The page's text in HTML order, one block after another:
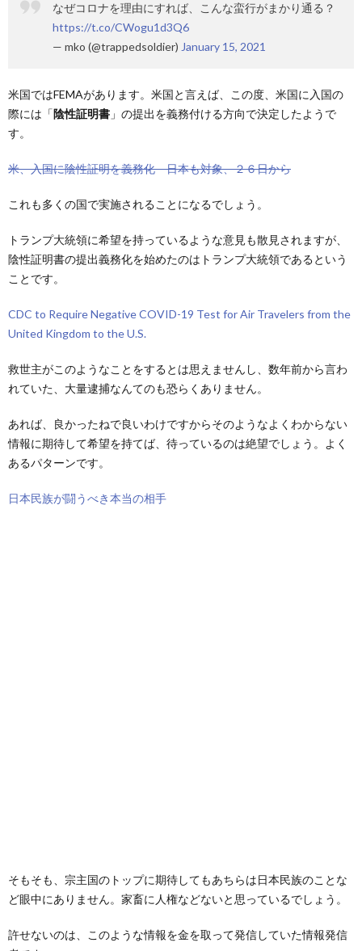
なぜコロナを理由にすれば、こんな蛮行がまかり通る？
https://t.co/CWogu1d3Q6
— mko (@trappedsoldier) January 15, 2021
米国ではFEMAがあります。米国と言えば、この度、米国に入国の
際には「陰性証明書 」の提出を義務付ける方向で決定したようで
す。
米、入国に陰性証明を義務化 日本も対象、２６日から
これも多くの国で実施されることになるでしょう。
トランプ大統領に希望を持っているような意見も散見されますが、
陰性証明書の提出義務化を始めたのはトランプ大統領であるという
ことです。
CDC to Require Negative COVID-19 Test for Air Travelers from the
United Kingdom to the U.S.
救世主がこのようなことをするとは思えませんし、数年前から言わ
れていた、大量逮捕なんてのも恐らくありません。
あれば、良かったねで良いわけですからそのようなよくわからない
情報に期待して希望を持てば、待っているのは絶望でしょう。よく
あるパターンです。
日本民族が闘うべき本当の相手
そもそも、宗主国のトップに期待してもあちらは日本民族のことな
ど眼中にありません。家畜に人権などないと思っているでしょう。
許せないのは、このような情報を金を取って発信していた情報発信